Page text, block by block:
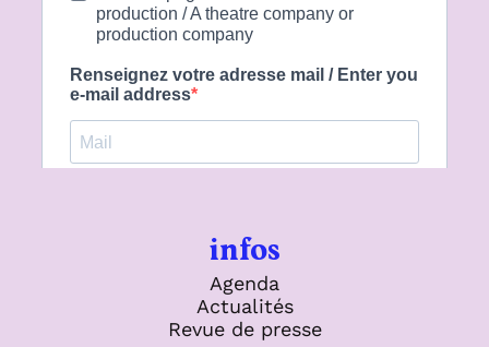
infos
Agenda
Actualités
Revue de presse